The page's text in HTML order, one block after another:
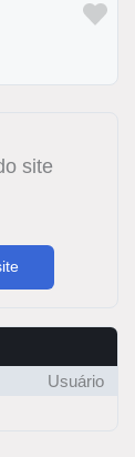
site
Usuário